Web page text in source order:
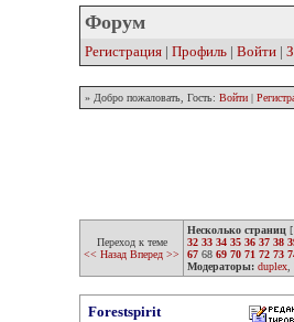
Форум
Регистрация | Профиль | Войти |
» Добро пожаловать, Гость: Войти |
Переход к теме
<< Назад Вперед >>
Несколько страниц [
32 33 34 35 36 37 38
67 68 69 70 71 72 73
Модераторы: duplex
Forestspirit